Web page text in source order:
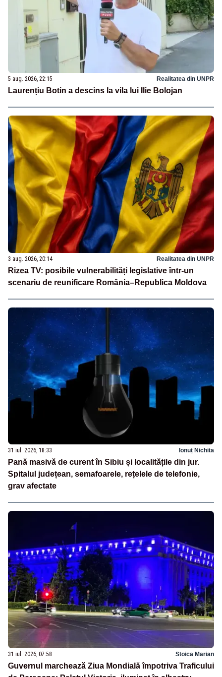
5 aug. 2026, 22:15 Realitatea din UNPR
Laurențiu Botin a descins la vila lui Ilie Bolojan
3 aug. 2026, 20:14 Realitatea din UNPR
Rizea TV: posibile vulnerabilități legislative într-un
scenariu de reunificare România–Republica Moldova
31 iul. 2026, 18:33 Ionuț Nichita
Pană masivă de curent în Sibiu și localitățile din jur.
Spitalul județean, semafoarele, rețelele de telefonie,
grav afectate
31 iul. 2026, 07:58 Stoica Marian
Guvernul marchează Ziua Mondială împotriva Traficului